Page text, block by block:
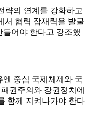
략의 연계를 강화하고
서 협력 잠재력을 발굴
어야 한다고 강조했
중심 국제체제와 국
권주의와 강권정치에
함께 지켜나가야 한다